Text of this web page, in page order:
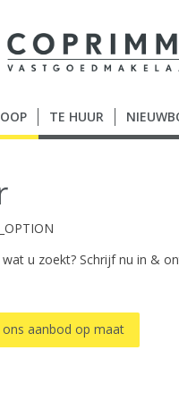
TE HUUR
u zoekt? Schrijf nu in &
aanbod op maat